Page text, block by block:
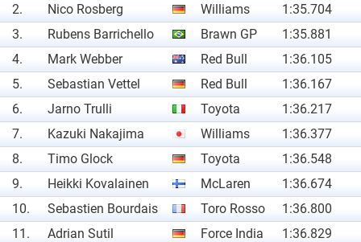
2.
Nico Rosberg Williams
1:35.704
3.
Rubens Barrichello Brawn GP
1:35.881
4.
Mark Webber Red Bull
1:36.105
5.
Sebastian Vettel Red Bull
1:36.167
6.
Jarno Trulli Toyota
1:36.217
7.
Kazuki Nakajima Williams
1:36.377
8.
Timo Glock Toyota
1:36.548
9.
Heikki Kovalainen McLaren
1:36.674
10.
Sebastien Bourdais Toro Rosso
1:36.800
11.
Adrian Sutil Force India
1:36.829